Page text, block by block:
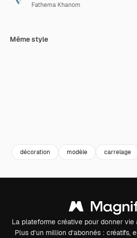
Fathema Khanom
Même style
décoration modèle carrelage
La plateforme créative pour donner vie
Plus d’un million d’abonnés : créatifs,